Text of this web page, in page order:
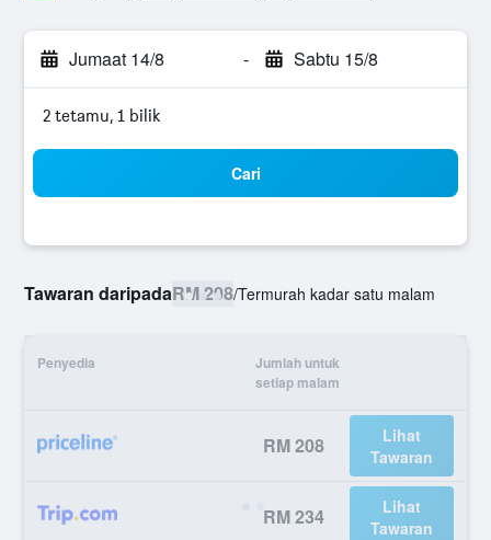
Jumaat 14/8 - Sabtu 15/8
2 tetamu, 1 bilik
Cari
Tawaran daripadaRM 208/Termurah kadar satu malam
Penyedia
Jumlah untuk
setiap malam
RM 208
Lihat
Tawaran
RM 234
Lihat
Tawaran